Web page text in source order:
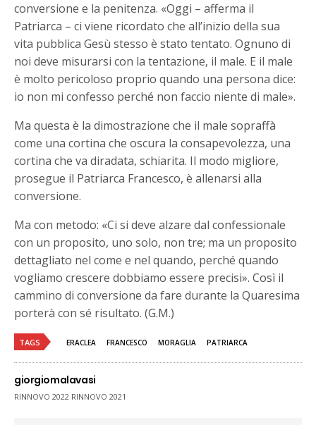
conversione e la penitenza. «Oggi – afferma il
Patriarca – ci viene ricordato che all’inizio della sua
vita pubblica Gesù stesso è stato tentato. Ognuno di
noi deve misurarsi con la tentazione, il male. E il male
è molto pericoloso proprio quando una persona dice:
io non mi confesso perché non faccio niente di male».
Ma questa è la dimostrazione che il male sopraffà
come una cortina che oscura la consapevolezza, una
cortina che va diradata, schiarita. Il modo migliore,
prosegue il Patriarca Francesco, è allenarsi alla
conversione.
Ma con metodo: «Ci si deve alzare dal confessionale
con un proposito, uno solo, non tre; ma un proposito
dettagliato nel come e nel quando, perché quando
vogliamo crescere dobbiamo essere precisi». Così il
cammino di conversione da fare durante la Quaresima
porterà con sé risultato. (G.M.)
TAGS ERACLEA FRANCESCO MORAGLIA PATRIARCA
giorgiomalavasi
RINNOVO 2022 RINNOVO 2021